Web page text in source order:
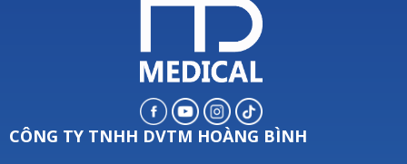
CÔNG TY TNHH DVTM HOÀNG BÌNH